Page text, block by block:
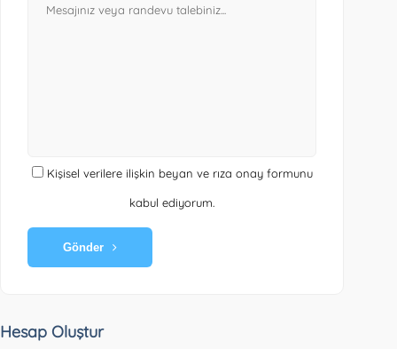
Kişisel verilere ilişkin beyan ve rıza onay formunu
kabul ediyorum.
Gönder
Hesap Oluştur